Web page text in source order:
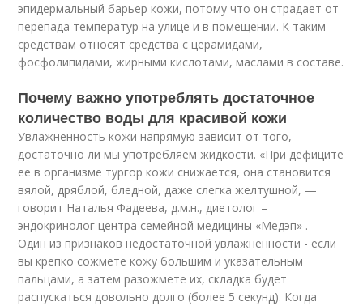
эпидермальный барьер кожи, потому что он страдает от
перепада температур на улице и в помещении. К таким
средствам относят средства с церамидами,
фосфолипидами, жирными кислотами, маслами в составе.
Почему важно употреблять достаточное
количество воды для красивой кожи
Увлажненность кожи напрямую зависит от того,
достаточно ли мы употребляем жидкости. «При дефиците
ее в организме тургор кожи снижается, она становится
вялой, дряблой, бледной, даже слегка желтушной, —
говорит Наталья Фадеева, д.м.н., диетолог –
эндокринолог центра семейной медицины «Медэп» . —
Один из признаков недостаточной увлажненности - если
вы крепко сожмете кожу большим и указательным
пальцами, а затем разожмете их, складка будет
распускаться довольно долго (более 5 секунд). Когда